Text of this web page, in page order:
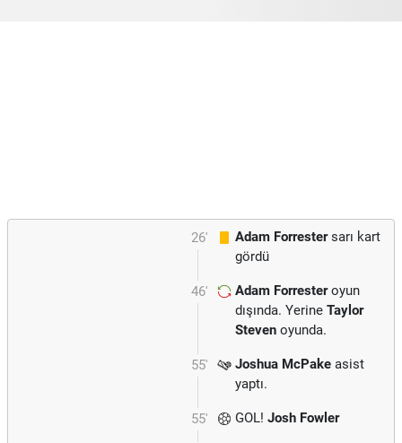
26' Adam Forrestersarı kart
gördü
46' Adam Forresteroyun
dışında. Yerine Taylor
Steven oyunda.
55' Joshua McPake asist
yaptı.
55' GOL! Josh Fowler